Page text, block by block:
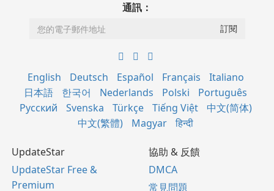
通訊：
English Deutsch Español Français
Italiano
日本語
한국어 Nederlands Polski
Português
Русский
Svenska Türkçe Tiếng Việt
中文(简体)
中文(繁體)
Magyar हिन्दी
UpdateStar
UpdateStar Free &
Premium
協助 & 反饋
DMCA
常見問題